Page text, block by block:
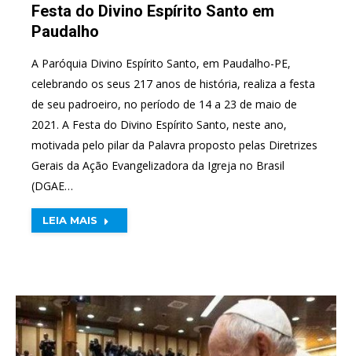
Festa do Divino Espírito Santo em
Paudalho
A Paróquia Divino Espírito Santo, em Paudalho-PE,
celebrando os seus 217 anos de história, realiza a festa
de seu padroeiro, no período de 14 a 23 de maio de
2021. A Festa do Divino Espírito Santo, neste ano,
motivada pelo pilar da Palavra proposto pelas Diretrizes
Gerais da Ação Evangelizadora da Igreja no Brasil
(DGAE…
LEIA MAIS